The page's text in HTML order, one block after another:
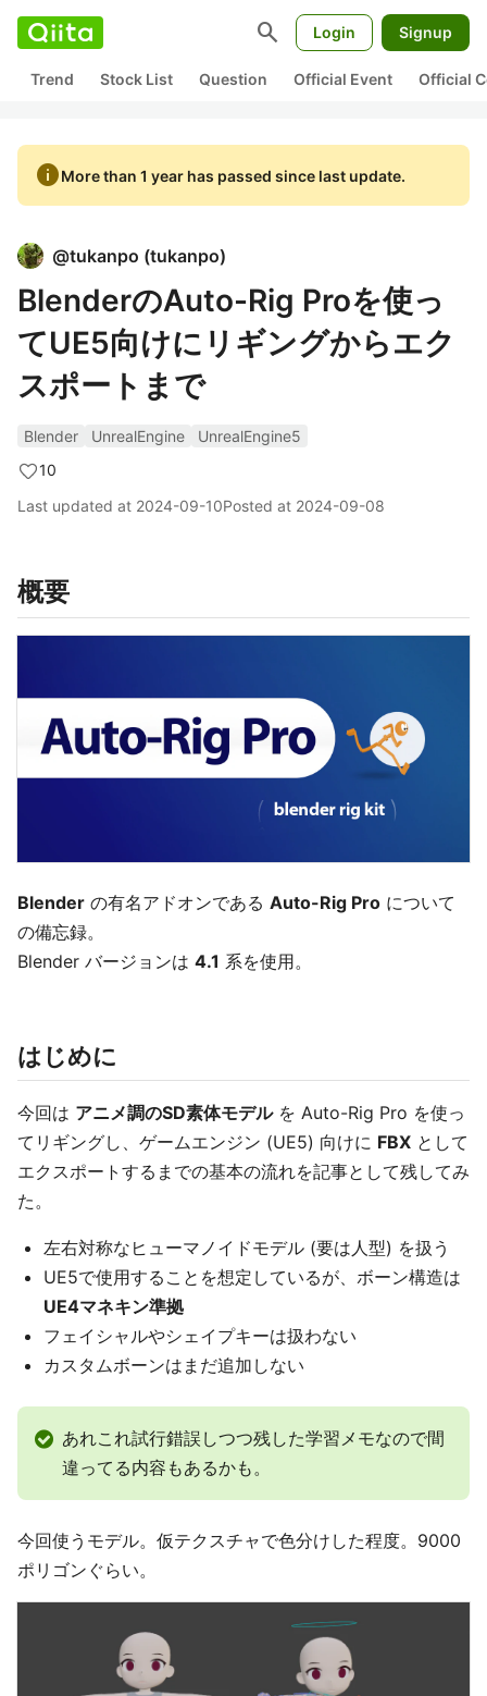
search Login Signup
Trend Stock List Question Official Event Official
infoMore than 1 year has passed since last update.
@tukanpo (tukanpo)
BlenderのAuto-Rig Proを使っ
てUE5向けにリギングからエク
スポートまで
Blender UnrealEngine
UnrealEngine5
10
Last updated at 2024-09-10Posted at 2024-09-08
概要
Blender の有名アドオンである Auto-Rig Pro について
の備忘録。
Blender バージョンは 4.1 系を使用。
はじめに
今回は アニメ調のSD素体モデルを Auto-Rig Pro を使っ
てリギングし、ゲームエンジン (UE5) 向けに FBX として
エクスポートするまでの基本の流れを記事として残してみ
た。
左右対称なヒューマノイドモデル (要は人型) を扱う
UE5で使用することを想定しているが、ボーン構造は
UE4マネキン準拠
フェイシャルやシェイプキーは扱わない
カスタムボーンはまだ追加しない
あれこれ試行錯誤しつつ残した学習メモなので間
違ってる内容もあるかも。
今回使うモデル。仮テクスチャで色分けした程度。9000
ポリゴンぐらい。